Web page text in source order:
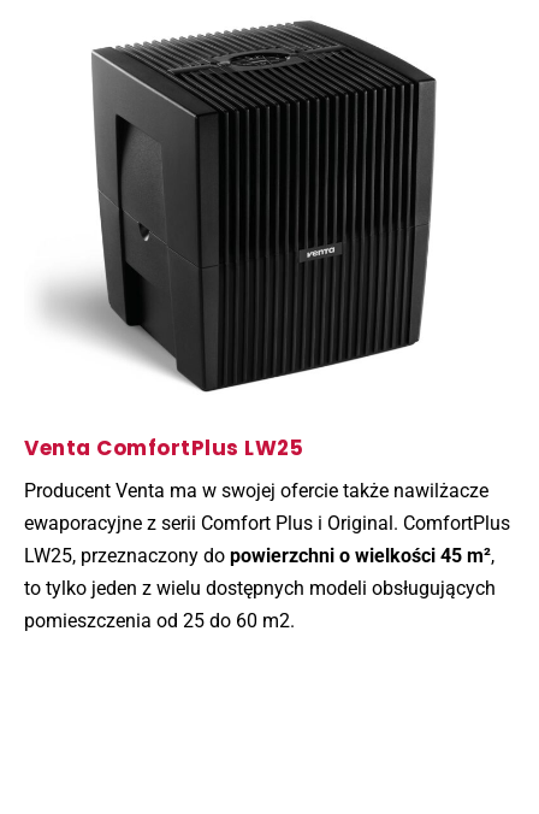
Venta ComfortPlus LW25
Producent Venta ma w swojej ofercie także nawilżacze
ewaporacyjne z serii Comfort Plus i Original. ComfortPlus
LW25, przeznaczony do powierzchni o wielkości 45 m²,
to tylko jeden z wielu dostępnych modeli obsługujących
pomieszczenia od 25 do 60 m2.